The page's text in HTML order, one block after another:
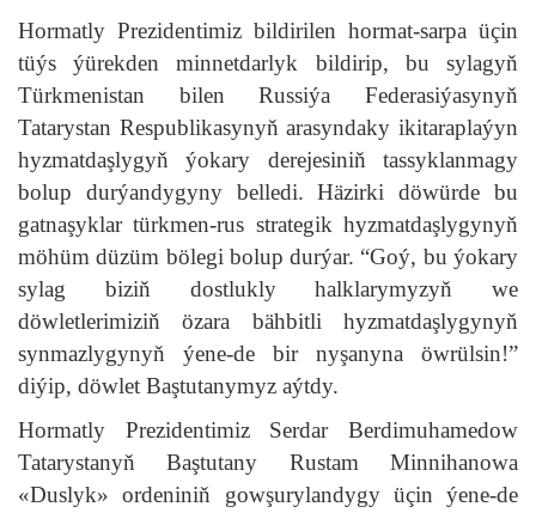
Hormatly Prezidentimiz bildirilen hormat-sarpa üçin
tüýs ýürekden minnetdarlyk bildirip, bu sylagyň
Türkmenistan bilen Russiýa Federasiýasynyň
Tatarystan Respublikasynyň arasyndaky ikitaraplaýyn
hyzmatdaşlygyň ýokary derejesiniň tassyklanmagy
bolup durýandygyny belledi. Häzirki döwürde bu
gatnaşyklar türkmen-rus strategik hyzmatdaşlygynyň
möhüm düzüm bölegi bolup durýar. “Goý, bu ýokary
sylag biziň dostlukly halklarymyzyň we
döwletlerimiziň özara bähbitli hyzmatdaşlygynyň
synmazlygynyň ýene-de bir nyşanyna öwrülsin!”
diýip, döwlet Baştutanymyz aýtdy.
Hormatly Prezidentimiz Serdar Berdimuhamedow
Tatarystanyň Baştutany Rustam Minnihanowa
«Duslyk» ordeniniň gowşurylandygy üçin ýene-de